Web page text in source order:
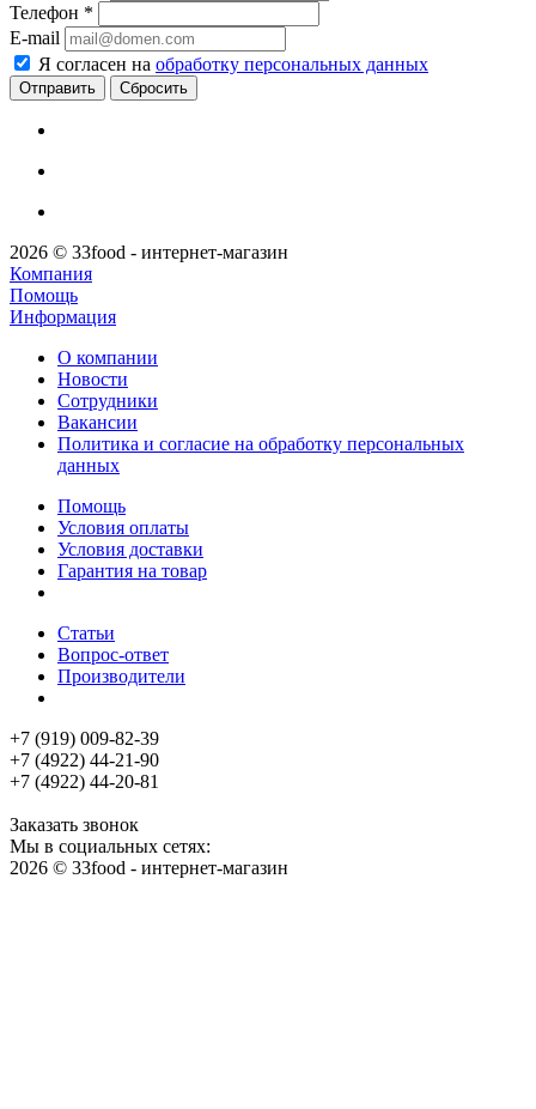
Телефон *
E-mail
Я согласен на обработку персональных данных
Сбросить
2026 © 33food - интернет-магазин
Компания
Помощь
Информация
О компании
Новости
Сотрудники
Вакансии
Политика и согласие на обработку персональных
данных
Помощь
Условия оплаты
Условия доставки
Гарантия на товар
Статьи
Вопрос-ответ
Производители
+7 (919) 009-82-39
+7 (4922) 44-21-90
+7 (4922) 44-20-81
Заказать звонок
Мы в социальных сетях:
2026 © 33food - интернет-магазин